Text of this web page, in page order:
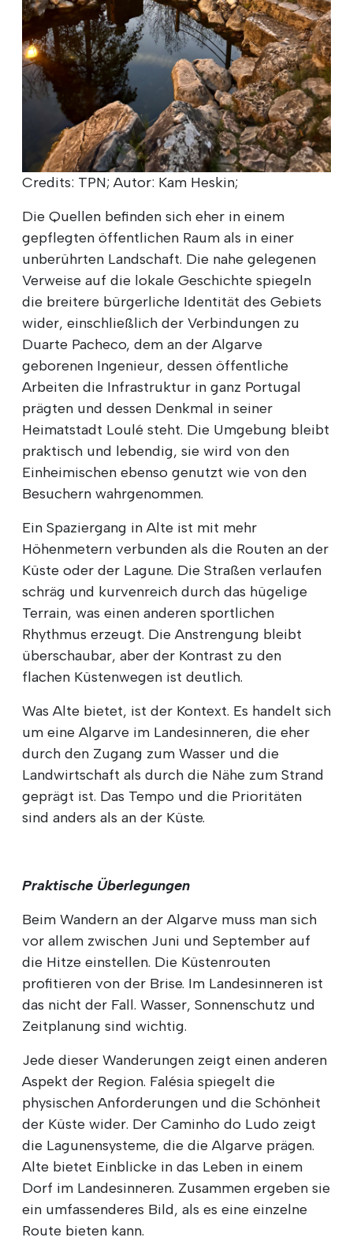
Credits: TPN; Autor: Kam Heskin;
Die Quellen befinden sich eher in einem
gepflegten öffentlichen Raum als in einer
unberührten Landschaft. Die nahe gelegenen
Verweise auf die lokale Geschichte spiegeln
die breitere bürgerliche Identität des Gebiets
wider, einschließlich der Verbindungen zu
Duarte Pacheco, dem an der Algarve
geborenen Ingenieur, dessen öffentliche
Arbeiten die Infrastruktur in ganz Portugal
prägten und dessen Denkmal in seiner
Heimatstadt Loulé steht. Die Umgebung bleibt
praktisch und lebendig, sie wird von den
Einheimischen ebenso genutzt wie von den
Besuchern wahrgenommen.
Ein Spaziergang in Alte ist mit mehr
Höhenmetern verbunden als die Routen an der
Küste oder der Lagune. Die Straßen verlaufen
schräg und kurvenreich durch das hügelige
Terrain, was einen anderen sportlichen
Rhythmus erzeugt. Die Anstrengung bleibt
überschaubar, aber der Kontrast zu den
flachen Küstenwegen ist deutlich.
Was Alte bietet, ist der Kontext. Es handelt sich
um eine Algarve im Landesinneren, die eher
durch den Zugang zum Wasser und die
Landwirtschaft als durch die Nähe zum Strand
geprägt ist. Das Tempo und die Prioritäten
sind anders als an der Küste.
Praktische Überlegungen
Beim Wandern an der Algarve muss man sich
vor allem zwischen Juni und September auf
die Hitze einstellen. Die Küstenrouten
profitieren von der Brise. Im Landesinneren ist
das nicht der Fall. Wasser, Sonnenschutz und
Zeitplanung sind wichtig.
Jede dieser Wanderungen zeigt einen anderen
Aspekt der Region. Falésia spiegelt die
physischen Anforderungen und die Schönheit
der Küste wider. Der Caminho do Ludo zeigt
die Lagunensysteme, die die Algarve prägen.
Alte bietet Einblicke in das Leben in einem
Dorf im Landesinneren. Zusammen ergeben sie
ein umfassenderes Bild, als es eine einzelne
Route bieten kann.